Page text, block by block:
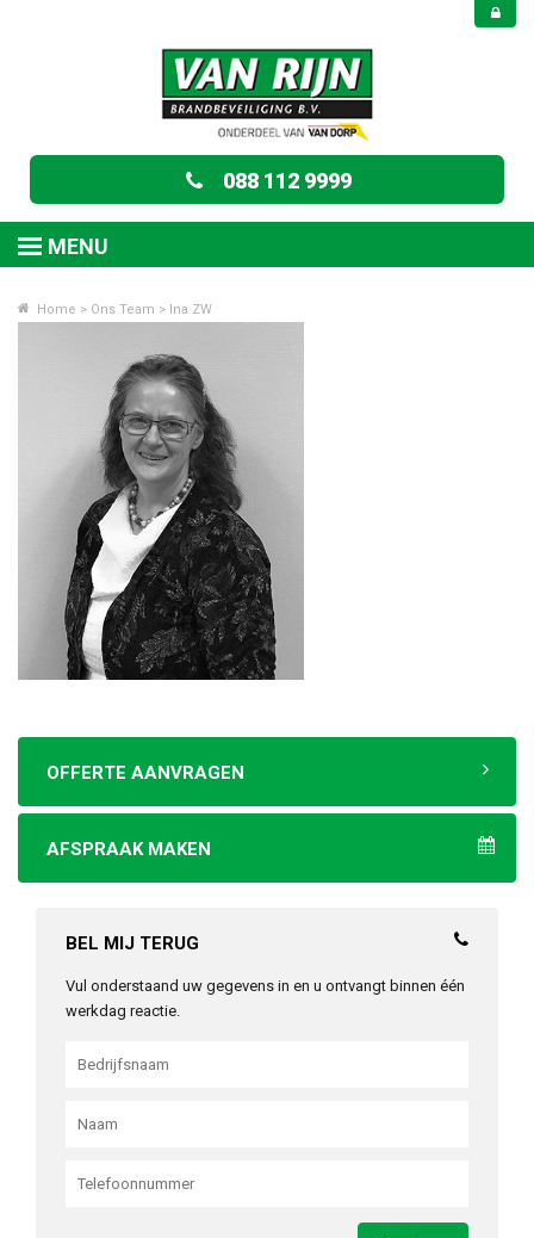
088 112 9999
MENU
Home > Ons Team > Ina ZW
OFFERTE AANVRAGEN
AFSPRAAK MAKEN
BEL MIJ TERUG
Vul onderstaand uw gegevens in en u ontvangt binnen één
werkdag reactie.